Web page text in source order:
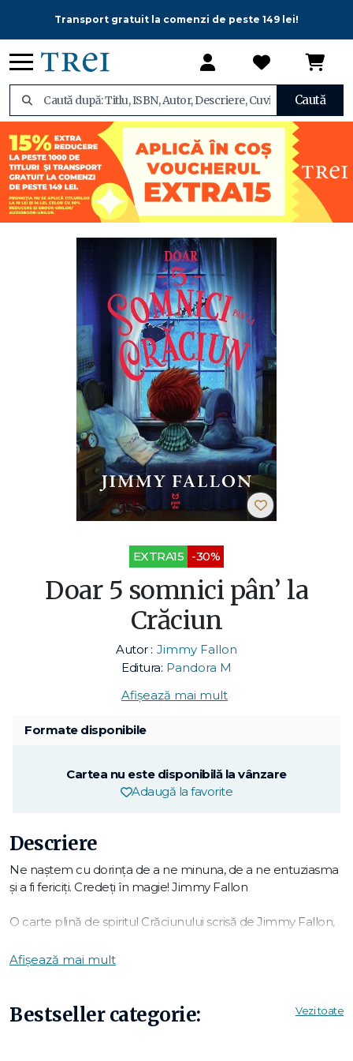
Transport gratuit la comenzi de peste 149 lei!
Caută
EXTRA15 -30%
Doar 5 somnici pân’ la
Crăciun
Autor : Jimmy Fallon
Editura: Pandora M
Afișează mai mult
Formate disponibile
Cartea nu este disponibilă la vânzare
Adaugă la favorite
Descriere
Ne naștem cu dorința de a ne minuna, de a ne entuziasma
și a fi fericiți. Credeți în magie! Jimmy Fallon
O carte plină de spiritul Crăciunului scrisă de Jimmy Fallon,
bestseleruriNew York Times
Știu că Moș Crăciun vine în curând pentru că am fost
cuminte tot anul.
Afișează mai mult
Bestseller categorie: Vezi toate